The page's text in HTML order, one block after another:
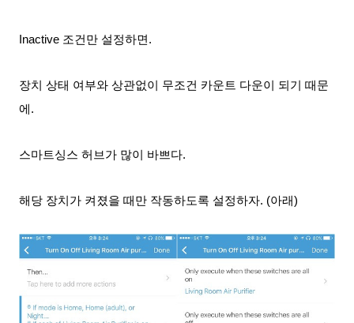
Inactive 조건만 설정하면.
장치 상태 여부와 상관없이 무조건 카운트 다운이 되기
때문
에.
스마트싱스 허브가 많이 바쁘다.
해당 장치가 켜졌을 때만 작동하도록 설정하자. (아래)